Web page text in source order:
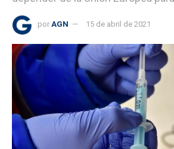
por AGN 15 de abril de 2021